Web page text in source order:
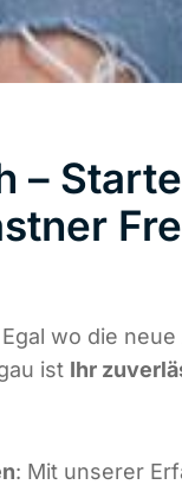
–
wo die
ist Ihr
: Mit unserer